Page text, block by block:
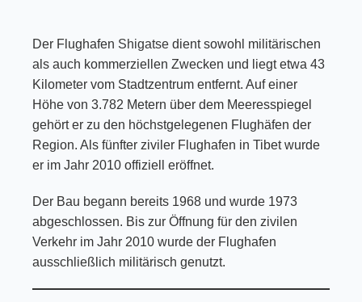
Der Flughafen Shigatse dient sowohl militärischen
als auch kommerziellen Zwecken und liegt etwa 43
Kilometer vom Stadtzentrum entfernt. Auf einer
Höhe von 3.782 Metern über dem Meeresspiegel
gehört er zu den höchstgelegenen Flughäfen der
Region. Als fünfter ziviler Flughafen in Tibet wurde
er im Jahr 2010 offiziell eröffnet.
Der Bau begann bereits 1968 und wurde 1973
abgeschlossen. Bis zur Öffnung für den zivilen
Verkehr im Jahr 2010 wurde der Flughafen
ausschließlich militärisch genutzt.